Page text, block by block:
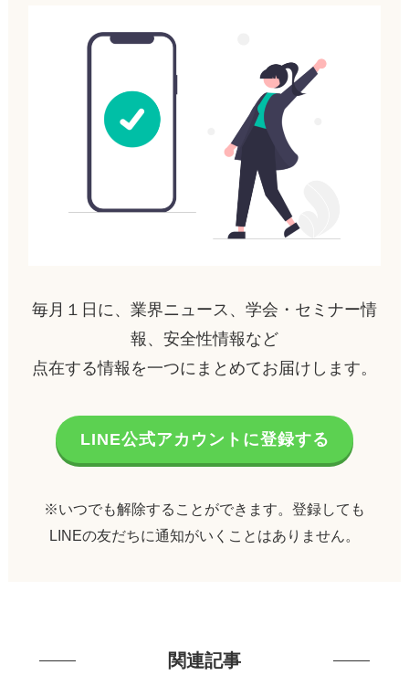
毎月１日に、業界ニュース、学会・セミナー情
報、安全性情報など
点在する情報を一つにまとめてお届けします。
LINE公式アカウントに登録する
※いつでも解除することができます。登録しても
LINEの友だちに通知がいくことはありません。
関連記事